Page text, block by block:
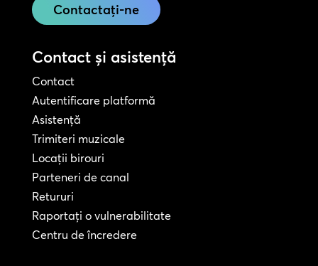
Contactați-ne
Contact și asistență
Contact
Autentificare platformă
Asistență
Trimiteri muzicale
Locații birouri
Parteneri de canal
Retururi
Raportați o vulnerabilitate
Centru de încredere